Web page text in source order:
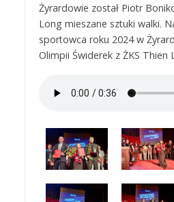
Żyrardowie został Piotr
Long mieszane sztuki walki.
sportowca roku 2024 w
Olimpii Świderek z ŻKS Thien